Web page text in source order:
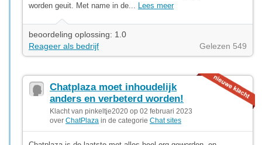
worden geuit. Met name in de... Lees meer
beoordeling oplossing: 1.0
Reageer als bedrijf
Gelezen 549
Chatplaza moet inhoudelijk
anders en verbeterd worden!
Klacht van pinkeltje2020 op 02 februari 2023
over ChatPlaza in de categorie Chat sites